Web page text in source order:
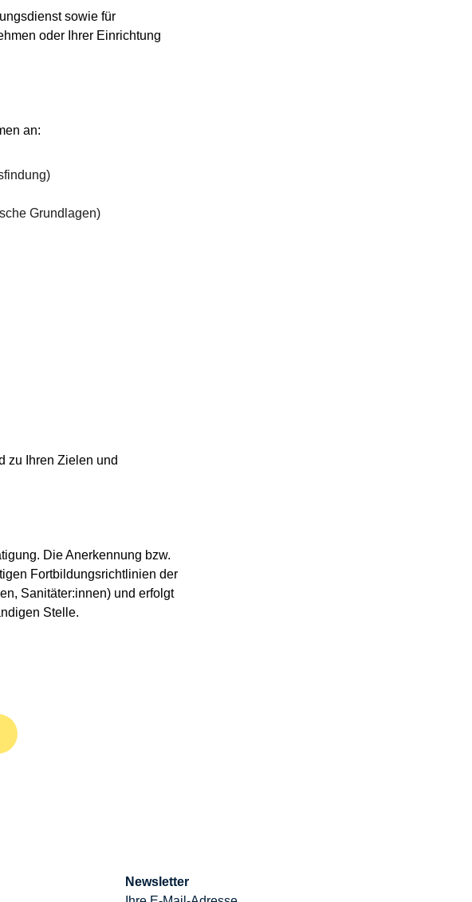
sowie für
oder Ihrer Einrichtung
an:
Grundlagen)
zu Ihren Zielen und
Die Anerkennung bzw.
Fortbildungsrichtlinien der
Sanitäter:innen) und erfolgt
Stelle.
Newsletter